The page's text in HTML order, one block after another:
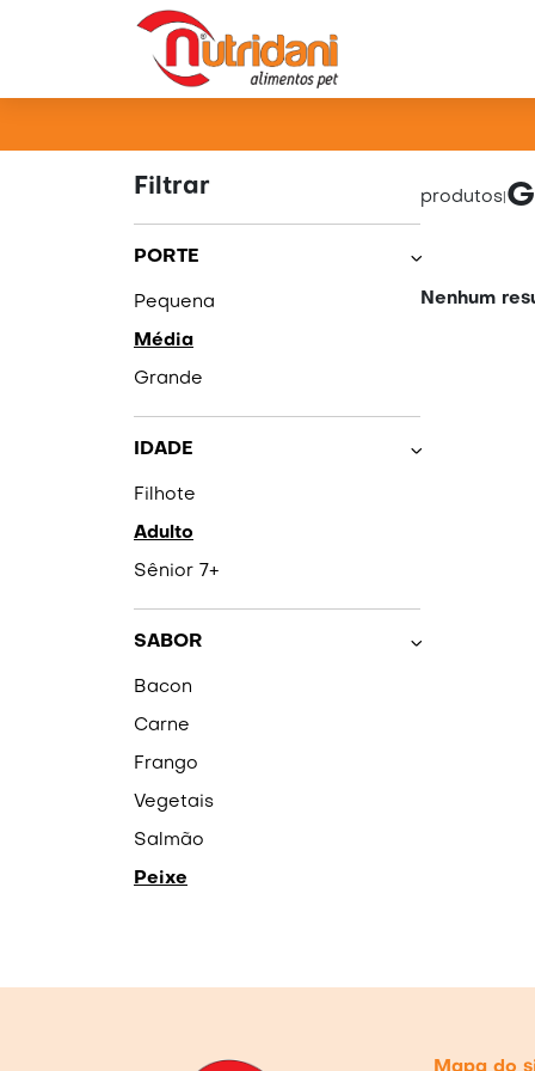
Filtrar
PORTE
Pequena
Média
Grande
IDADE
Filhote
Adulto
Sênior 7+
SABOR
Bacon
Carne
Frango
Vegetais
Salmão
Peixe
produtos
Nenhum
Mapa do